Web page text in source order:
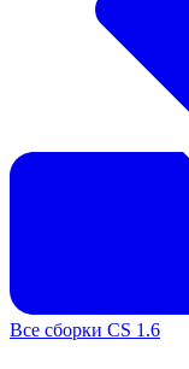
Все сборки CS 1.6